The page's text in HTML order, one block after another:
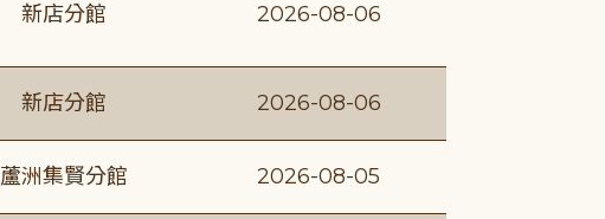
新店分館 2026-08-06
新店分館 2026-08-06
蘆洲集賢分館 2026-08-05